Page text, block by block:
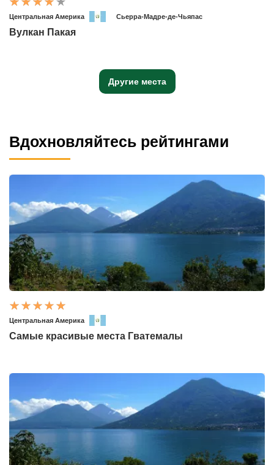
Центральная Америка Сьерра-Мадре-де-Чьяпас
Вулкан Пакая
Другие места
Вдохновляйтесь рейтингами
Центральная Америка
Самые красивые места Гватемалы